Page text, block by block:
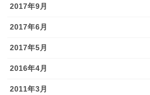
2017年9月
2017年6月
2017年5月
2016年4月
2011年3月